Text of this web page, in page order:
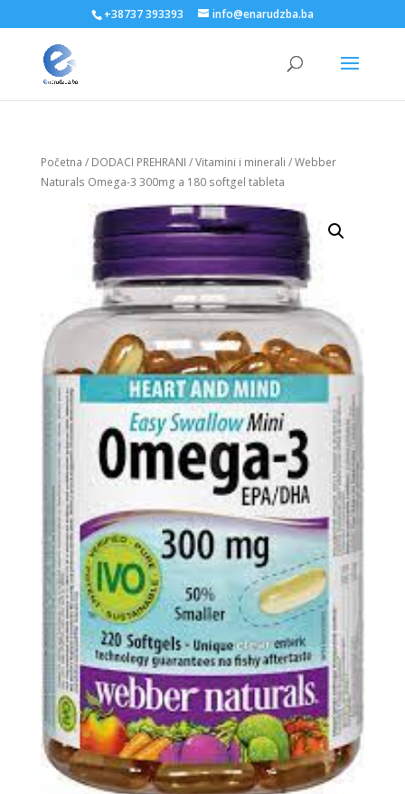
+38737 393393 info@enarudzba.ba
Početna / DODACI PREHRANI /Vitamini i minerali / Webber
Naturals Omega-3 300mg a 180 softgel tableta